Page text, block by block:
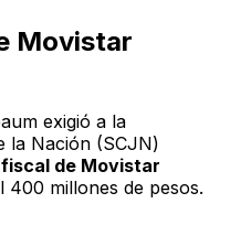
Movistar
exigió a la
la Nación (SCJN)
de Movistar
400 millones de pesos.